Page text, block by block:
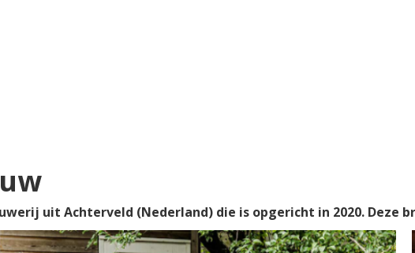
uit Achterveld (Nederland) die is opgericht in 2020.